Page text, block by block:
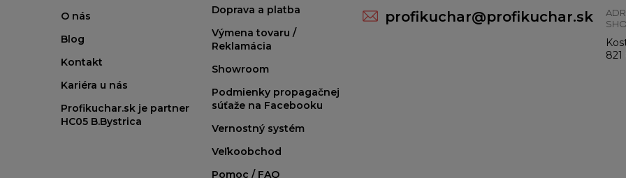
O nás
Blog
Kontakt
Kariéra u nás
Profikuchar.sk je partner
HC05 B.Bystrica
Doprava a platba
Výmena tovaru /
Reklamácia
Showroom
Podmienky propagačnej
súťaže na Facebooku
Vernostný systém
Veľkoobchod
Pomoc / FAQ
profikuchar@profikuchar.sk
821